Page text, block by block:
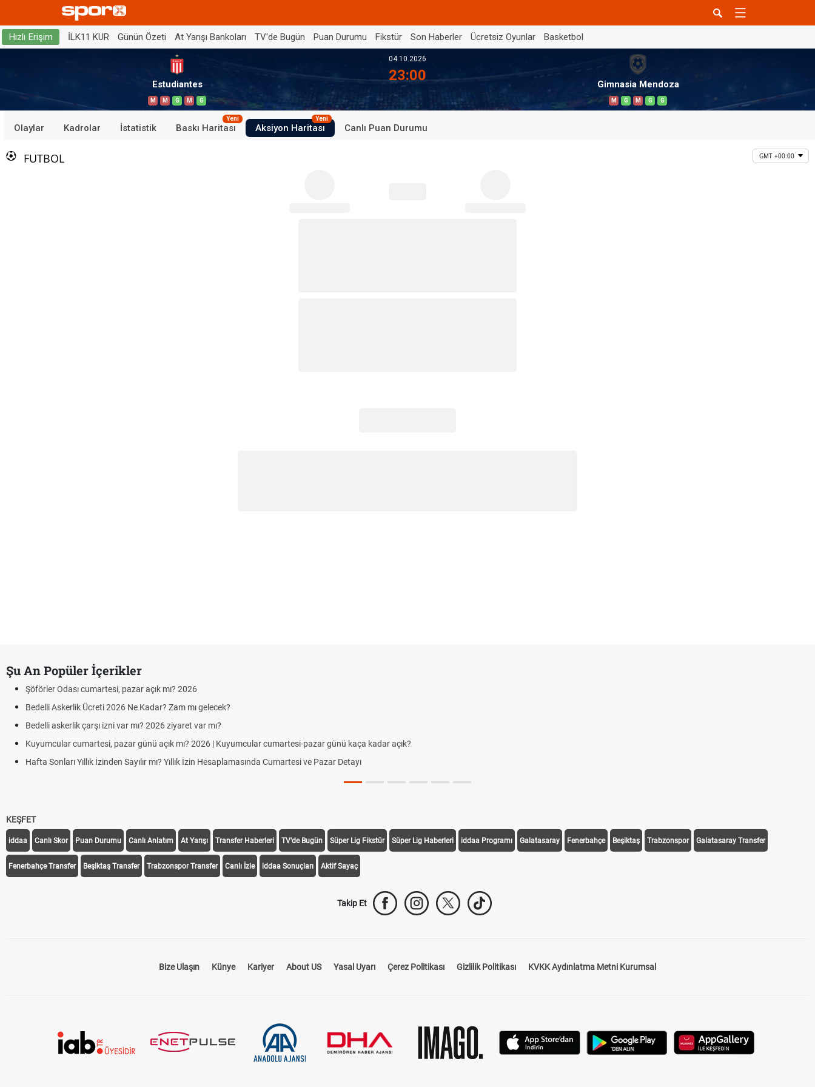
Hızlı Erişim İLK11 KUR Günün Özeti At Yarışı Bankoları TV'de Bugün Puan Durumu Fikstür Son Haberler Ücretsiz Oyunlar Basketbol
Estudiantes
M M G M G
04.10.2026
23:00
Gimnasia Mendoza
M G M G G
Olaylar Kadrolar İstatistik Baskı Haritası
Yeni
Aksiyon Haritası
Yeni
Canlı Puan Durumu
FUTBOL GMT +00:00
Şu An Popüler İçerikler
Şöförler Odası cumartesi, pazar açık mı? 2026
Bedelli Askerlik Ücreti 2026 Ne Kadar? Zam mı gelecek?
Bedelli askerlik çarşı izni var mı? 2026 ziyaret var mı?
Kuyumcular cumartesi, pazar günü açık mı? 2026 | Kuyumcular cumartesi-pazar günü kaça kadar açık?
Hafta Sonları Yıllık İzinden Sayılır mı? Yıllık İzin Hesaplamasında Cumartesi ve Pazar Detayı
KEŞFET
iddaa Canlı Skor Puan Durumu Canlı Anlatım At Yarışı Transfer Haberleri TV'de Bugün Süper Lig Fikstür Süper Lig Haberleri iddaa Programı Galatasaray Fenerbahçe Beşiktaş Trabzonspor Galatasaray Transfer
Fenerbahçe Transfer Beşiktaş Transfer Trabzonspor Transfer Canlı İzle iddaa Sonuçları Aktif Sayaç
Takip Et
Bize Ulaşın Künye Kariyer About US Yasal Uyarı Çerez Politikası Gizlilik Politikası KVKK Aydınlatma Metni Kurumsal